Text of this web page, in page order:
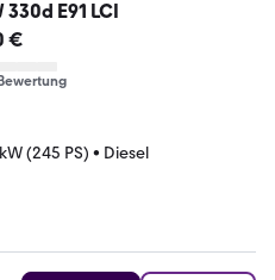
330d E91 LCI
€
(245 PS) • Diesel